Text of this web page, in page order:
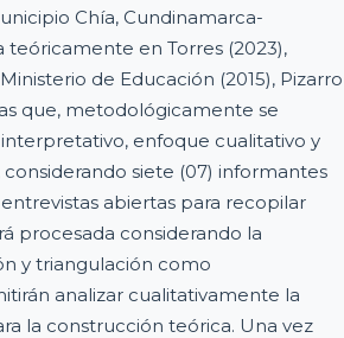
Chía, Cundinamarca-
en Torres (2023),
de Educación (2015), Pizarro
que, metodológicamente se
enfoque cualitativo y
siete (07) informantes
abiertas para recopilar
procesada considerando la
y triangulación como
analizar cualitativamente la
la construcción teórica. Una vez